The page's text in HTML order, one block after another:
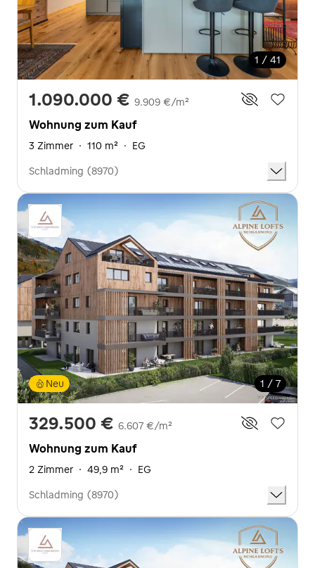
1 / 41
1.090.000 € 9.909 €/m²
Wohnung zum Kauf
3 Zimmer · 110 m² · EG
Schladming (8970)
1 / 7
Neu
329.500 € 6.607 €/m²
Wohnung zum Kauf
2 Zimmer · 49,9 m² · EG
Schladming (8970)